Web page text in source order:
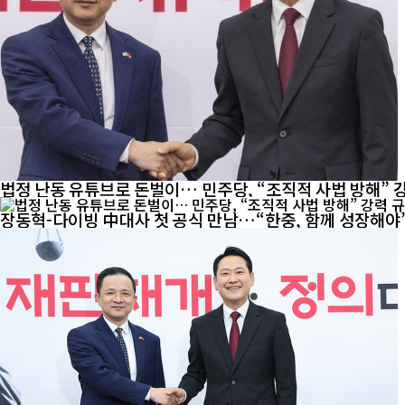
법정 난동 유튜브로 돈벌이… 민주당, “조직적 사법 방해”
장동혁-다이빙 中대사 첫 공식 만남…“한중, 함께 성장해야